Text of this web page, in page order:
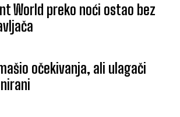
World preko noći ostao bez
očekivanja, ali ulagači